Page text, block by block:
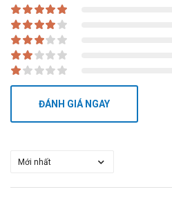
ĐÁNH GIÁ NGAY